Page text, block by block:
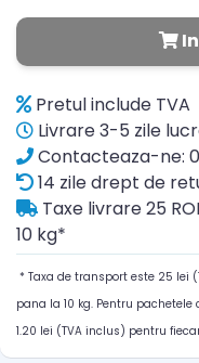
Pretul include TVA
Livrare 3-5 zile
Contacteaza-ne:
14 zile drept de
Taxe livrare 25
10 kg*
* Taxa de transport este 25 lei
pana la 10 kg. Pentru
1.20 lei (TVA inclus) pentru